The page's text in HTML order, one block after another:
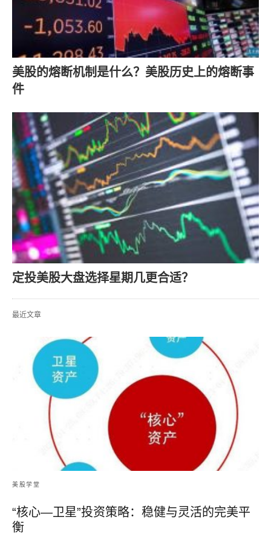
美股的熔断机制是什么？美股历史上的熔断事
件
定投美股大盘选择星期几更合适？
最近文章
美股学堂
“核心—卫星”投资策略：稳健与灵活的完美平
衡